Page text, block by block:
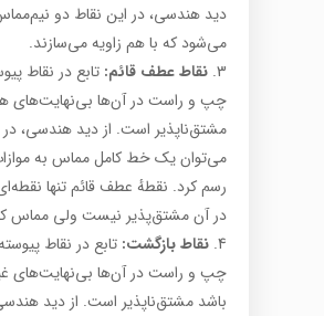
دید هندسی، در این نقاط دو
می‌شود که با هم زاویه می‌سازند.
نقاط عطف قائم: تابع در نقاط
چپ و راست در آن‌ها بی‌نهایت‌های
مشتق‌ناپذیر است. از دید هندسی، در
رسم کرد. نقطهٔ عطف قائم تنها
در آن مشتق‌پذیر نیست ولی مماس
نقاط بازگشت: تابع در نقاط
چپ و راست در آن‌ها بی‌نهایت‌های
باشد مشتق‌ناپذیر است. از دید